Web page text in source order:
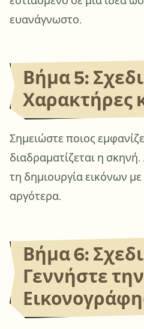
ευανάγνωστο.
Βήμα 5:
Χαρακτήρες
Σημειώστε ποιος
διαδραματίζεται η
τη δημιουργία εικόνων
αργότερα.
Βήμα 6:
Γεννήστε την